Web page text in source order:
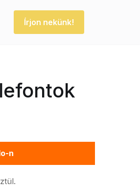
Írjon nekünk!
n